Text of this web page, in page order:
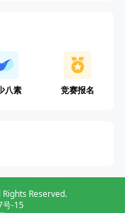
八素 竞赛报名
Reserved.
号-15